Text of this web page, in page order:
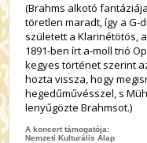
(Brahms alkotó
töretlen maradt, így a G-
született a Klarinétötös,
1891-ben írt a-moll trió
kegyes történet szerint
hozta vissza, hogy
hegedűművésszel, s
lenyűgözte Brahmsot.)
A koncert támogatója:
Nemzeti Kulturális Alap